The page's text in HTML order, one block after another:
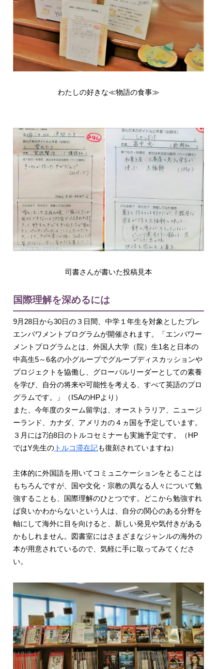
わたしの好きな≪物語の食事≫
司書さんが書いた投稿見本
国際理解を深めるには
9月28日から30日の３日間、中学１年生を対象としたプレ
エンパワメントプログラムが開催されます。「エンパワー
メントプログラムとは、外国人大学（院）生1名と日本の
中高生5～6名の小グループでグループディスカッションや
プロジェクトを協働し、グローバルリーダーとしての素養
を学び、自分の将来や可能性を考える、すべて英語のプロ
グラムです。」（ISAのHPより）
また、今年度のターム留学は、オーストラリア、ニュージ
ーランド、カナダ、アメリカの４ヵ国を予定しています。
３月には7泊8日のトルコセミナーも実施予定です。（HP
ではY先生のトルコ滞在記も復刻されていますね）
主体的に外国語を用いてコミュニケーションをとることは
もちろんですが、国や文化・宗教の異なる人々について勉
強することも、国際理解のひとつです。どこから勉強すれ
ば良いかわからないという人は、自分の関心のある分野を
軸にして海外に目を向けると、新しい発見や気付きがある
かもしれません。図書室にはさまざまなジャンルの海外の
本が用意されているので、気軽に手に取ってみてくださ
い。